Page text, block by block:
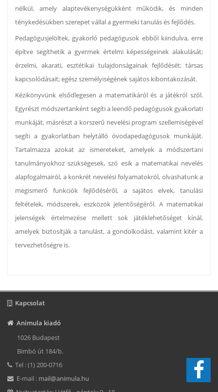
nélkül, amely alaptevékenységükként működik, és minden
ténykedésükben szerepet vállal a gyermeki tanulás és fejlődés.
Pedagógusjelöltek, gyakorló pedagógusok ebből kiindulva, erre
építve segíthetik a gyermek értelmi képességeinek alakulását;
érzelmi, akarati, esztétikai tulajdonságainak fejlődését; társas
kapcsolódásait; egész személyiségének sajátos kibontakozását.
Kézikönyvünk elsődlegesen a matematikáról és a játékról szól.
Egyrészt módszertanként segíti a leendő pedagógusok gyakorlati
munkáját, másrészt a korszerű nevelési program szellemiségével
segíti a gyakorlatban helytálló óvodapedagógusok munkáját.
Tartalmazza azokat az ismereteket, amelyek a módszertani
tanulmányokhoz szükségesek, szó esik a matematikai nevelés
alapfogalmairól, a konkrét nevelési folyamatokról, olvashatunk a
megismerő funkciók fejlődéséről, a sajátos elvek, tanulási
feltételek, módszerek, eszközök jelentőségéről. A matematikai
jelenségek értelmezése mellett sok játéklehetőséget kínál,
amelyek biztosítják a tanulást, a gondolkodást, valamint kitér a
tervezhetőségre is.
Kapcsolat
Animula kiadó
1026 Budapest
Bimbó út 184/b.
Tel : (1) 200-0716
E-mail : mail@animula.hu